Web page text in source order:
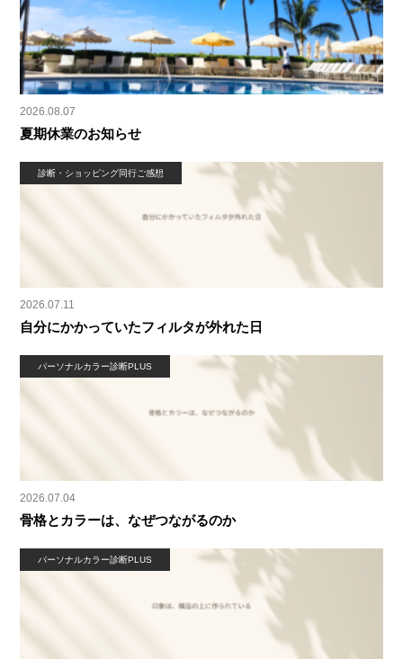
2026.08.07
夏期休業のお知らせ
診断・ショッピング同行ご感想
2026.07.11
自分にかかっていたフィルタが外れた日
パーソナルカラー診断PLUS
2026.07.04
骨格とカラーは、なぜつながるのか
パーソナルカラー診断PLUS